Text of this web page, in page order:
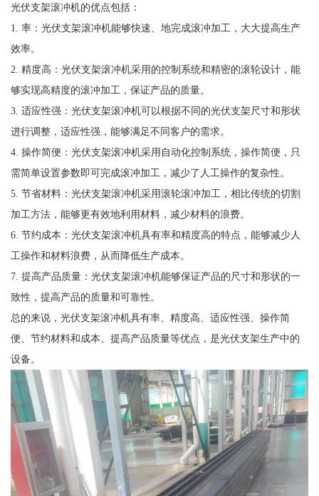
光伏支架滚冲机的优点包括：
1. 率：光伏支架滚冲机能够快速、地完成滚冲加工，大大提高生产
效率。
2. 精度高：光伏支架滚冲机采用的控制系统和精密的滚轮设计，能
够实现高精度的滚冲加工，保证产品的质量。
3. 适应性强：光伏支架滚冲机可以根据不同的光伏支架尺寸和形状
进行调整，适应性强，能够满足不同客户的需求。
4. 操作简便：光伏支架滚冲机采用自动化控制系统，操作简便，只
需简单设置参数即可完成滚冲加工，减少了人工操作的复杂性。
5. 节省材料：光伏支架滚冲机采用滚轮滚冲加工，相比传统的切割
加工方法，能够更有效地利用材料，减少材料的浪费。
6. 节约成本：光伏支架滚冲机具有率和精度高的特点，能够减少人
工操作和材料浪费，从而降低生产成本。
7. 提高产品质量：光伏支架滚冲机能够保证产品的尺寸和形状的一
致性，提高产品的质量和可靠性。
总的来说，光伏支架滚冲机具有率、精度高、适应性强、操作简
便、节约材料和成本、提高产品质量等优点，是光伏支架生产中的
设备。